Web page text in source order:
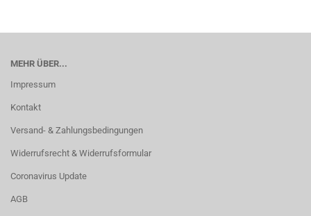
MEHR ÜBER...
Impressum
Kontakt
Versand- & Zahlungsbedingungen
Widerrufsrecht & Widerrufsformular
Coronavirus Update
AGB